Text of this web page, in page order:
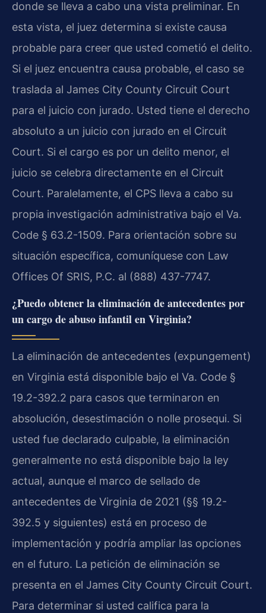
donde se lleva a cabo una vista preliminar. En
esta vista, el juez determina si existe causa
probable para creer que usted cometió el delito.
Si el juez encuentra causa probable, el caso se
traslada al James City County Circuit Court
para el juicio con jurado. Usted tiene el derecho
absoluto a un juicio con jurado en el Circuit
Court. Si el cargo es por un delito menor, el
juicio se celebra directamente en el Circuit
Court. Paralelamente, el CPS lleva a cabo su
propia investigación administrativa bajo el Va.
Code § 63.2-1509. Para orientación sobre su
situación específica, comuníquese con Law
Offices Of SRIS, P.C. al (888) 437-7747.
¿Puedo obtener la eliminación de antecedentes por
un cargo de abuso infantil en Virginia?
La eliminación de antecedentes (expungement)
en Virginia está disponible bajo el Va. Code §
19.2-392.2 para casos que terminaron en
absolución, desestimación o nolle prosequi. Si
usted fue declarado culpable, la eliminación
generalmente no está disponible bajo la ley
actual, aunque el marco de sellado de
antecedentes de Virginia de 2021 (§§ 19.2-
392.5 y siguientes) está en proceso de
implementación y podría ampliar las opciones
en el futuro. La petición de eliminación se
presenta en el James City County Circuit Court.
Para determinar si usted califica para la